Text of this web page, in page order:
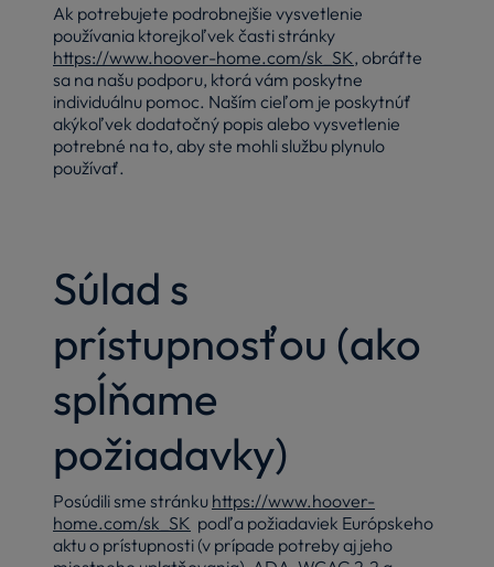
Ak potrebujete podrobnejšie vysvetlenie
používania ktorejkoľvek časti stránky
https://www.hoover-home.com/sk_SK, obráťte
sa na našu podporu, ktorá vám poskytne
individuálnu pomoc. Naším cieľom je poskytnúť
akýkoľvek dodatočný popis alebo vysvetlenie
potrebné na to, aby ste mohli službu plynulo
používať.
Súlad s
prístupnosťou (ako
spĺňame
požiadavky)
Posúdili sme stránku https://www.hoover-
home.com/sk_SK podľa požiadaviek Európskeho
aktu o prístupnosti (v prípade potreby aj jeho